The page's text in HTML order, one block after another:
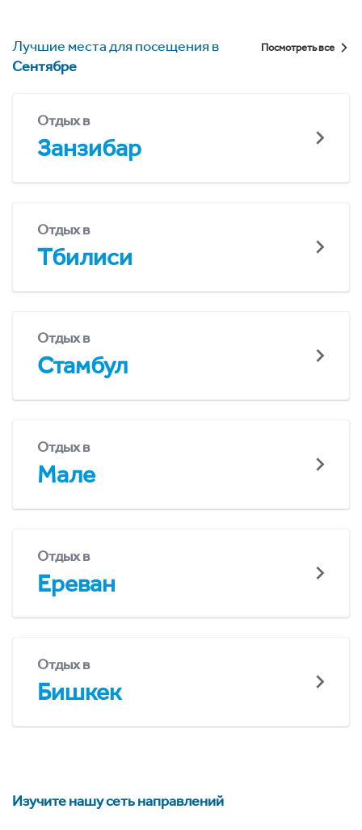
Лучшие места для посещения в
Сентябре
Посмотреть все
Отдых в
Занзибар
Отдых в
Тбилиси
Отдых в
Стамбул
Отдых в
Мале
Отдых в
Ереван
Отдых в
Бишкек
Изучите нашу сеть направлений